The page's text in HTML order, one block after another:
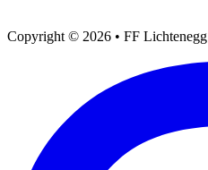
Copyright © 2026 • FF Lichtenegg